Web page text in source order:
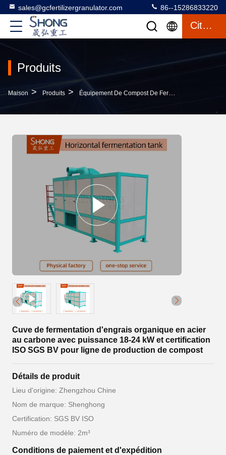
sales@gcfertilizergranulator.com 86--15286833220
Citation
Produits
Maison > Produits > Équipement De Compost De Fermentation
Cuve de fermentation d'engrais organique en acier
au carbone avec puissance 18-24 kW et certification
ISO SGS BV pour ligne de production de compost
Détails de produit
Lieu d'origine: Zhengzhou Chine
Nom de marque: Shenghong
Certification: SGS BV ISO
Numéro de modèle: 2m³
Conditions de paiement et d'expédition